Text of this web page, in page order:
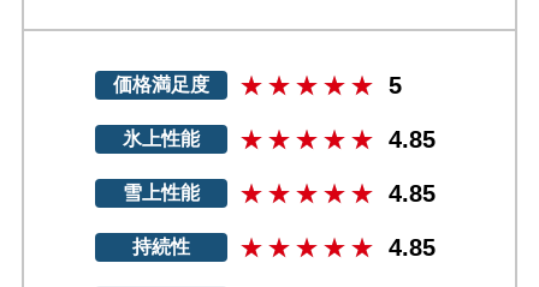
価格満足度 5
氷上性能 4.85
雪上性能 4.85
持続性 4.85